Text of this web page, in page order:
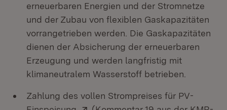
erneuerbaren Energien und der Stromnetze
und der Zubau von flexiblen Gaskapazitäten
vorrangetrieben werden. Die Gaskapazitäten
dienen der Absicherung der erneuerbaren
Erzeugung und werden langfristig mit
klimaneutralem Wasserstoff betrieben.
Zahlung des vollen Strompreises für PV-
Extern: